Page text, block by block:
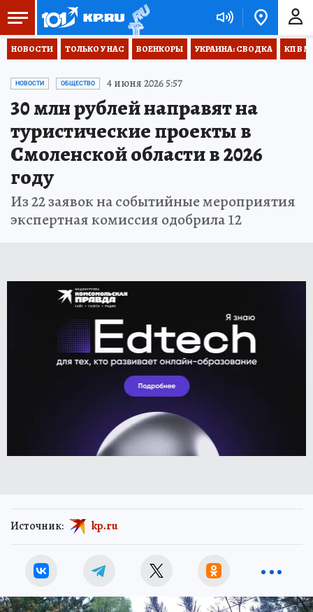
НОВОСТИ ТОЛЬКО У НАС ВОЕНКОРЫ УКРАИНА: СВОДКА КП В
НОВОСТИ ОБЩЕСТВО 4 июня 2026 5:57
30 млн рублей направят на
туристические проекты в
Смоленской области в 2026
году
Из 22 заявок на событийные мероприятия
экспертная комиссия одобрила 12
Источник: kp.ru